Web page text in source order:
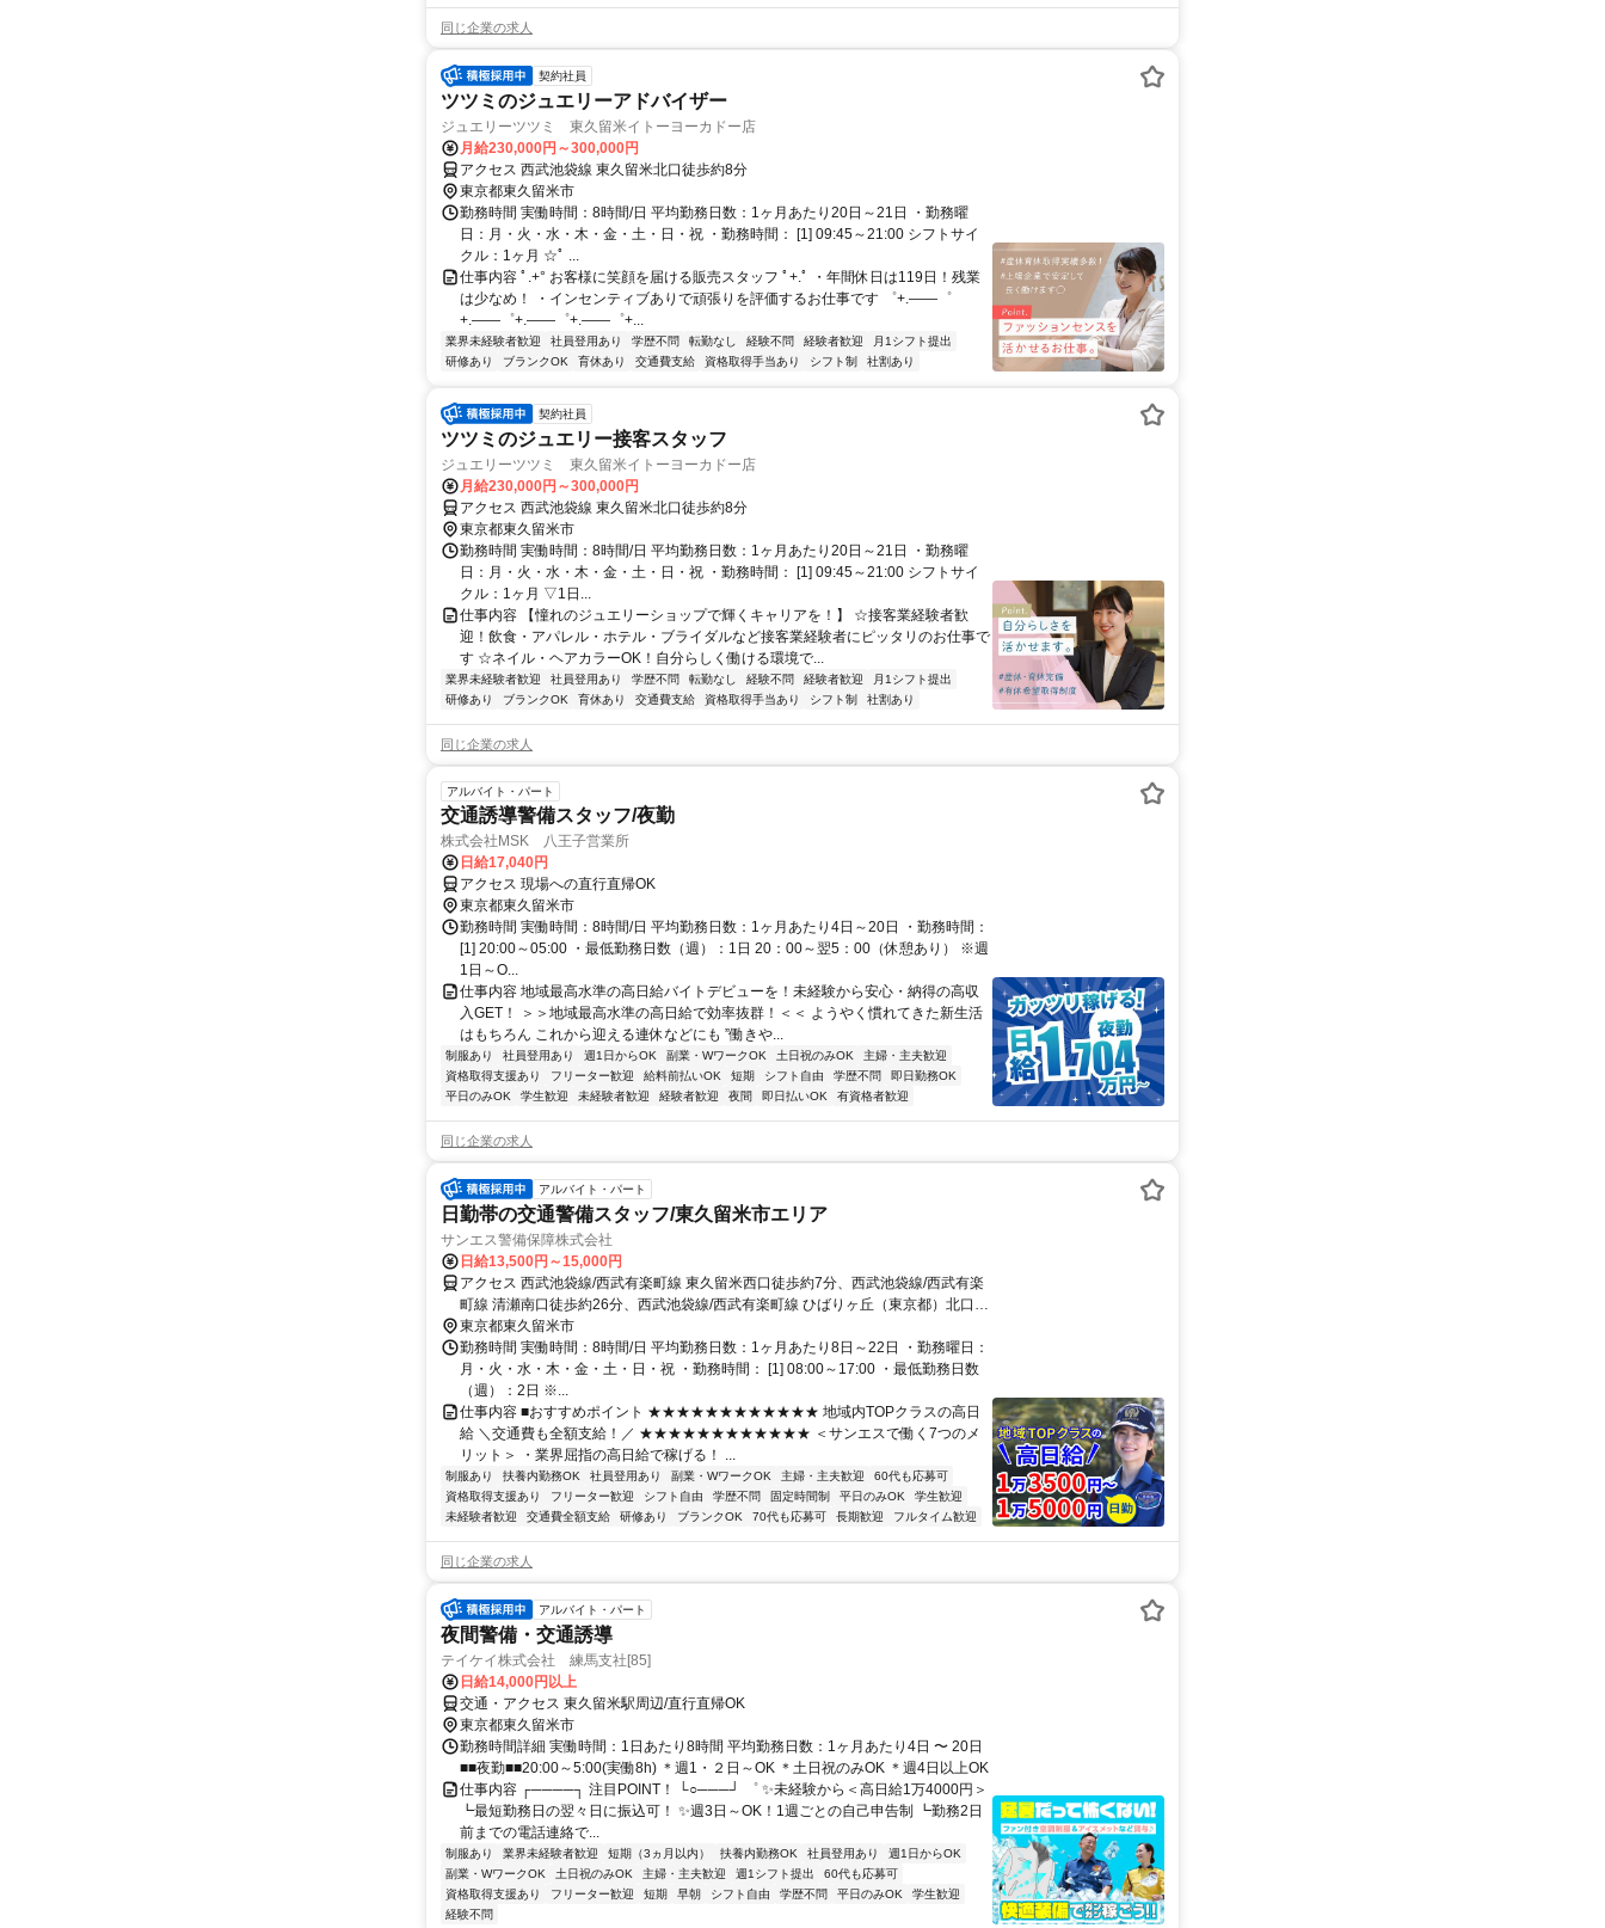
同じ企業の求人
契約社員
ツツミのジュエリーアドバイザー
ジュエリーツツミ 東久留米イトーヨーカドー店
月給230,000円～300,000円
アクセス 西武池袋線 東久留米北口徒歩約8分
東京都東久留米市
勤務時間 実働時間：8時間/日 平均勤務日数：1ヶ月あたり20日～21日 ・勤務曜
日：月・火・水・木・金・土・日・祝 ・勤務時間： [1] 09:45～21:00 シフトサイ
クル：1ヶ月 ☆ﾟ ...
仕事内容 ﾟ.+° お客様に笑顔を届ける販売スタッフ ﾟ+.ﾟ ・年間休日は119日！残業
は少なめ！ ・インセンティブありで頑張りを評価するお仕事です ゜+.――゜
+.――゜+.――゜+.――゜+...
業界未経験者歓迎 社員登用あり 学歴不問 転勤なし 経験不問 経験者歓迎
月1シフト提出
研修あり
ブランクOK 育休あり 交通費支給 資格取得手当あり シフト制 社割あり
契約社員
ツツミのジュエリー接客スタッフ
ジュエリーツツミ 東久留米イトーヨーカドー店
月給230,000円～300,000円
アクセス 西武池袋線 東久留米北口徒歩約8分
東京都東久留米市
勤務時間 実働時間：8時間/日 平均勤務日数：1ヶ月あたり20日～21日 ・勤務曜
日：月・火・水・木・金・土・日・祝 ・勤務時間： [1] 09:45～21:00 シフトサイ
クル：1ヶ月 ▽1日...
仕事内容 【憧れのジュエリーショップで輝くキャリアを！】 ☆接客業経験者歓
迎！飲食・アパレル・ホテル・ブライダルなど接客業経験者にピッタリのお仕事で
す ☆ネイル・ヘアカラーOK！自分らしく働ける環境で...
業界未経験者歓迎 社員登用あり 学歴不問 転勤なし 経験不問 経験者歓迎
月1シフト提出
研修あり
ブランクOK 育休あり 交通費支給 資格取得手当あり シフト制 社割あり
同じ企業の求人
アルバイト・パート
交通誘導警備スタッフ/夜勤
株式会社MSK 八王子営業所
日給17,040円
アクセス 現場への直行直帰OK
東京都東久留米市
勤務時間 実働時間：8時間/日 平均勤務日数：1ヶ月あたり4日～20日 ・勤務時間：
[1] 20:00～05:00 ・最低勤務日数（週）：1日 20：00～翌5：00（休憩あり） ※週
1日～O...
仕事内容 地域最高水準の高日給バイトデビューを！未経験から安心・納得の高収
入GET！ ＞＞地域最高水準の高日給で効率抜群！＜＜ ようやく慣れてきた新生活
はもちろん これから迎える連休などにも ”働きや...
制服あり 社員登用あり 週1日からOK 副業・WワークOK 土日祝のみOK
主婦・主夫歓迎
資格取得支援あり
フリーター歓迎 給料前払いOK 短期 シフト自由 学歴不問
即日勤務OK
平日のみOK
学生歓迎 未経験者歓迎 経験者歓迎 夜間 即日払いOK 有資格者歓迎
同じ企業の求人
アルバイト・パート
日勤帯の交通警備スタッフ/東久留米市エリア
サンエス警備保障株式会社
日給13,500円～15,000円
アクセス 西武池袋線/西武有楽町線 東久留米西口徒歩約7分、西武池袋線/西武有楽
町線 清瀬南口徒歩約26分、西武池袋線/西武有楽町線 ひばりヶ丘（東京都）北口徒
歩約27分 直行直帰OK＊交通費全額支給＊三鷹支社（「三鷹駅」北口より徒歩3分
程度）※支社が複数ある為、自宅の最寄りなどお近くの支社での面接OK！
東京都東久留米市
勤務時間 実働時間：8時間/日 平均勤務日数：1ヶ月あたり8日～22日 ・勤務曜日：
月・火・水・木・金・土・日・祝 ・勤務時間： [1] 08:00～17:00 ・最低勤務日数
（週）：2日 ※...
仕事内容 ■おすすめポイント ★★★★★★★★★★★★ 地域内TOPクラスの高日
給 ＼交通費も全額支給！／ ★★★★★★★★★★★★ ＜サンエスで働く7つのメ
リット＞ ・業界屈指の高日給で稼げる！ ...
制服あり 扶養内勤務OK 社員登用あり 副業・WワークOK 主婦・主夫歓迎
60代も応募可
資格取得支援あり
フリーター歓迎 シフト自由 学歴不問 固定時間制 平日のみOK
学生歓迎
未経験者歓迎
交通費全額支給 研修あり ブランクOK 70代も応募可 長期歓迎 フルタイム歓迎
同じ企業の求人
アルバイト・パート
夜間警備・交通誘導
テイケイ株式会社 練馬支社[85]
日給14,000円以上
交通・アクセス 東久留米駅周辺/直行直帰OK
東京都東久留米市
勤務時間詳細 実働時間：1日あたり8時間 平均勤務日数：1ヶ月あたり4日 〜 20日
■■夜勤■■20:00～5:00(実働8h) ＊週1・２日～OK ＊土日祝のみOK ＊週4日以上OK
仕事内容 ┌────┐ 注目POINT！ └○───┘ ゜ ✨未経験から＜高日給1万4000円＞
┗最短勤務日の翌々日に振込可！ ✨週3日～OK！1週ごとの自己申告制 ┗勤務2日
前までの電話連絡で...
制服あり 業界未経験者歓迎 短期（3ヵ月以内） 扶養内勤務OK 社員登用あり
週1日からOK
副業・WワークOK
土日祝のみOK 主婦・主夫歓迎 週1シフト提出
60代も応募可
資格取得支援あり
フリーター歓迎 短期 早朝 シフト自由 学歴不問 平日のみOK
学生歓迎
経験不問